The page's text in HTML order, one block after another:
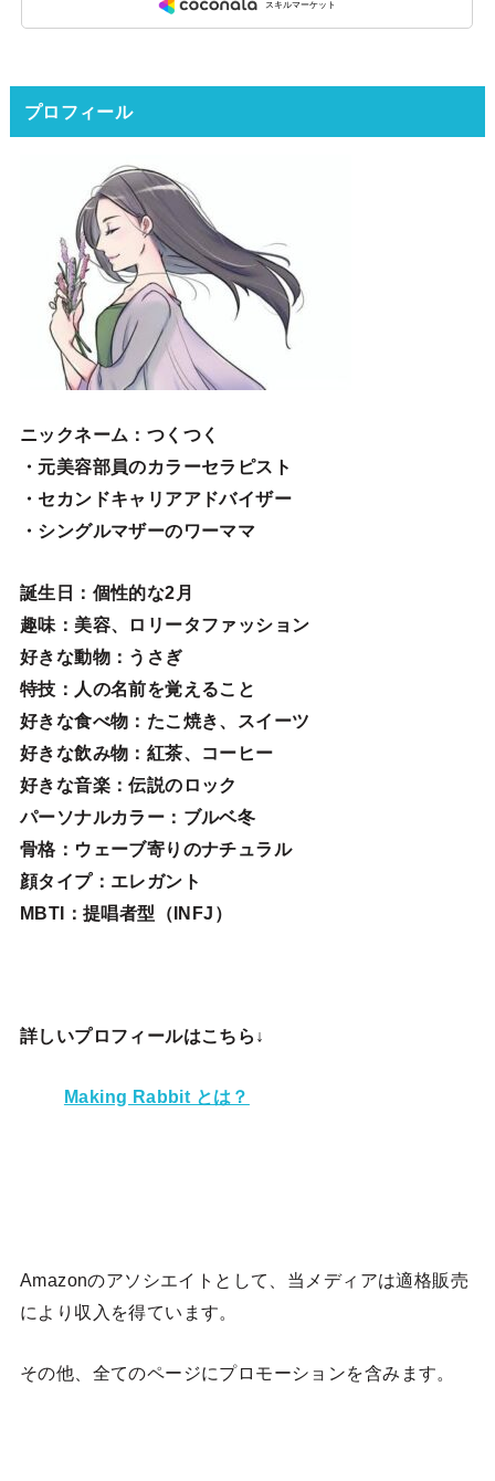
プロフィール
ニックネーム ：つくつく
・元美容部員のカラーセラピスト
・セカンドキャリアアドバイザー
・シングルマザーのワーママ
誕生日 ：個性的な2月
趣味 ：美容、ロリータファッション
好きな動物：うさぎ
特技 ：人の名前を覚えること
好きな食べ物 ：たこ焼き、スイーツ
好きな飲み物：紅茶、コーヒー
好きな音楽：伝説のロック
パーソナルカラー：ブルベ冬
骨格：ウェーブ寄りのナチュラル
顔タイプ：エレガン ト
MBTI：提唱者型（INFJ）
詳しいプロフィールはこちら↓
Making Rabbit とは？
Amazonのアソシエイトとして、当メディアは適格販売
により収入を得ています。
その他、全てのページにプロモーションを含みます。